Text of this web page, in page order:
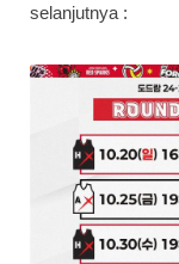
selanjutnya :